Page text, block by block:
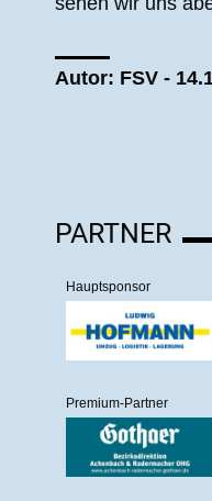
Autor: FSV -
PARTNER
Hauptsponsor
Premium-Partner